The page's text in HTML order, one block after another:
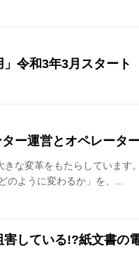
」令和3年3月スタート
ー運営とオペレータ
な変革をもたらしていま
のように変わるか」を、...
している!?紙文書の